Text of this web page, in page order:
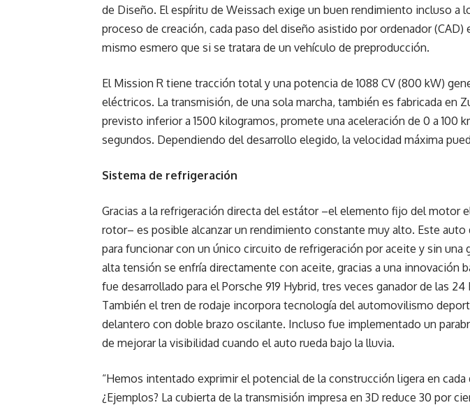
de Diseño. El espíritu de Weissach exige un buen rendimiento incluso a
proceso de creación, cada paso del diseño asistido por ordenador (CAD)
mismo esmero que si se tratara de un vehículo de preproducción.
El Mission R tiene tracción total y una potencia de 1088 CV (800 kW)
eléctricos. La transmisión, de una sola marcha, también es fabricada en
previsto inferior a 1500 kilogramos, promete una aceleración de 0 a 100
segundos. Dependiendo del desarrollo elegido, la velocidad máxima
Sistema de refrigeración
Gracias a la refrigeración directa del estátor –el elemento fijo del motor
rotor– es posible alcanzar un rendimiento constante muy alto. Este auto
para funcionar con un único circuito de refrigeración por aceite y sin una
alta tensión se enfría directamente con aceite, gracias a una innovación
fue desarrollado para el Porsche 919 Hybrid, tres veces ganador de las 24
También el tren de rodaje incorpora tecnología del automovilismo
delantero con doble brazo oscilante. Incluso fue implementado un
de mejorar la visibilidad cuando el auto rueda bajo la lluvia.
“Hemos intentado exprimir el potencial de la construcción ligera en cada
¿Ejemplos? La cubierta de la transmisión impresa en 3D reduce 30 por